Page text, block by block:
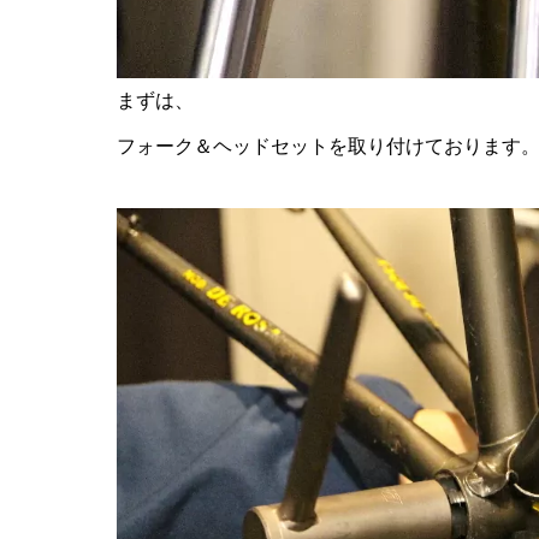
まずは、
フォーク＆ヘッドセットを取り付けております。